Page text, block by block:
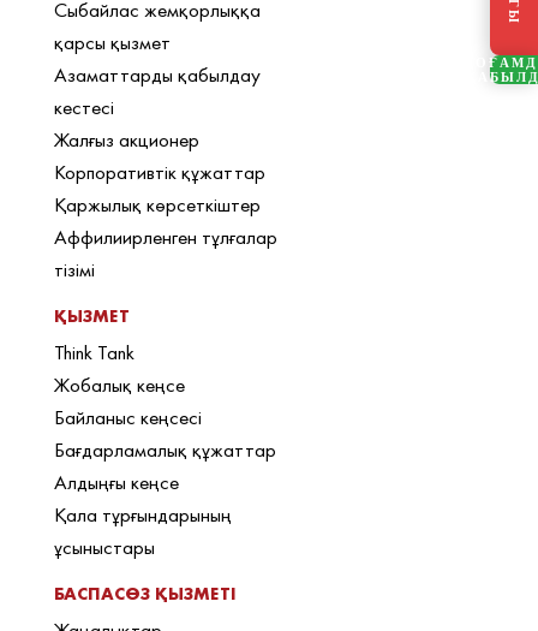
Сыбайлас жемқорлыққа
қарсы қызмет
Азаматтарды қабылдау
кестесі
Жалғыз акционер
Корпоративтік құжаттар
Қаржылық көрсеткіштер
Аффилиирленген тұлғалар
тізімі
ҚЫЗМЕТ
Think Tank
Жобалық кеңсе
Байланыс кеңсесі
Бағдарламалық құжаттар
Алдыңғы кеңсе
Қала тұрғындарының
ұсыныстары
БАСПАСӨЗ ҚЫЗМЕТІ